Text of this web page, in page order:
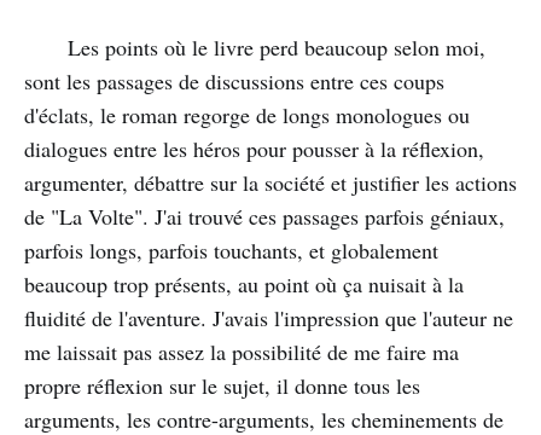
Les points où le livre perd beaucoup selon moi,
sont les passages de discussions entre ces coups
d'éclats, le roman regorge de longs monologues ou
dialogues entre les héros pour pousser à la réflexion,
argumenter, débattre sur la société et justifier les actions
de "La Volte". J'ai trouvé ces passages parfois géniaux,
parfois longs, parfois touchants, et globalement
beaucoup trop présents, au point où ça nuisait à la
fluidité de l'aventure. J'avais l'impression que l'auteur ne
me laissait pas assez la possibilité de me faire ma
propre réflexion sur le sujet, il donne tous les
arguments, les contre-arguments, les cheminements de